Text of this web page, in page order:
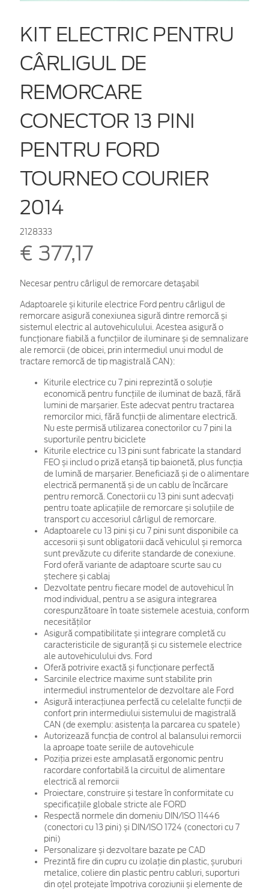
KIT ELECTRIC PENTRU
CÂRLIGUL DE
REMORCARE
CONECTOR 13 PINI
PENTRU FORD
TOURNEO COURIER
2014
2128333
€ 377,17
Necesar pentru cârligul de remorcare detaşabil
Adaptoarele și kiturile electrice Ford pentru cârligul de
remorcare asigură conexiunea sigură dintre remorcă și
sistemul electric al autovehiculului. Acestea asigură o
funcționare fiabilă a funcțiilor de iluminare și de semnalizare
ale remorcii (de obicei, prin intermediul unui modul de
tractare remorcă de tip magistrală CAN):
Kiturile electrice cu 7 pini reprezintă o soluție
economică pentru funcțiile de iluminat de bază, fără
lumini de marșarier. Este adecvat pentru tractarea
remorcilor mici, fără funcții de alimentare electrică.
Nu este permisă utilizarea conectorilor cu 7 pini la
suporturile pentru biciclete
Kiturile electrice cu 13 pini sunt fabricate la standard
FEO și includ o priză etanșă tip baionetă, plus funcția
de lumină de marșarier. Beneficiază și de o alimentare
electrică permanentă și de un cablu de încărcare
pentru remorcă. Conectorii cu 13 pini sunt adecvați
pentru toate aplicațiile de remorcare și soluțiile de
transport cu accesoriul cârligul de remorcare.
Adaptoarele cu 13 pini și cu 7 pini sunt disponibile ca
accesorii și sunt obligatorii dacă vehiculul și remorca
sunt prevăzute cu diferite standarde de conexiune.
Ford oferă variante de adaptoare scurte sau cu
ștechere și cablaj
Dezvoltate pentru fiecare model de autovehicul în
mod individual, pentru a se asigura integrarea
corespunzătoare în toate sistemele acestuia, conform
necesităților
Asigură compatibilitate și integrare completă cu
caracteristicile de siguranță și cu sistemele electrice
ale autovehiculului dvs. Ford
Oferă potrivire exactă și funcționare perfectă
Sarcinile electrice maxime sunt stabilite prin
intermediul instrumentelor de dezvoltare ale Ford
Asigură interacțiunea perfectă cu celelalte funcții de
confort prin intermediului sistemului de magistrală
CAN (de exemplu: asistența la parcarea cu spatele)
Autorizează funcția de control al balansului remorcii
la aproape toate seriile de autovehicule
Poziția prizei este amplasată ergonomic pentru
racordare confortabilă la circuitul de alimentare
electrică al remorcii
Proiectare, construire și testare în conformitate cu
specificațiile globale stricte ale FORD
Respectă normele din domeniu DIN/ISO 11446
(conectori cu 13 pini) și DIN/ISO 1724 (conectori cu 7
pini)
Personalizare și dezvoltare bazate pe CAD
Prezintă fire din cupru cu izolație din plastic, șuruburi
metalice, coliere din plastic pentru cabluri, suporturi
din oțel protejate împotriva coroziunii și elemente de